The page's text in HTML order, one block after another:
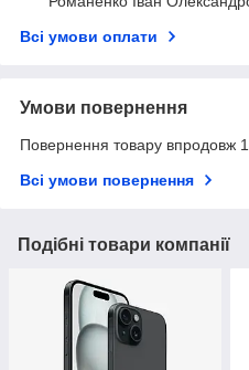
Всі умови оплати
Умови повернення
Повернення товару впродовж
Всі умови повернення
Подібні товари компанії